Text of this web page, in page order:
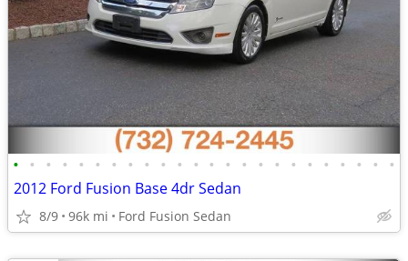
• • • • • • • • • • • • • • • • • • • • • • • •
2012 Ford Fusion Base 4dr Sedan
8/9 96k mi Ford Fusion Sedan